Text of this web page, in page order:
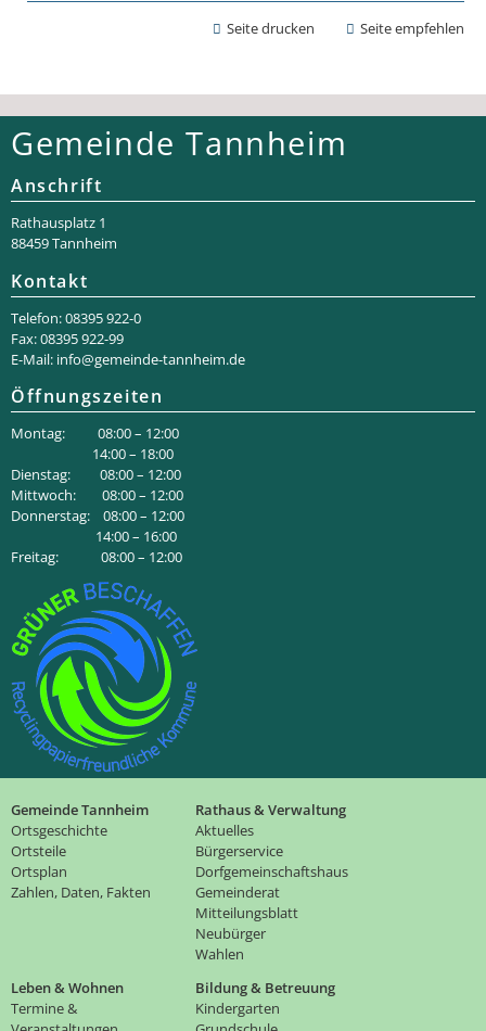
Seite drucken Seite empfehlen
Gemeinde Tannheim
Anschrift
Rathaus­platz 1
88459 Tannheim
Kontakt
Telefon: 08395 922-0
Fax: 08395 922-99
E-Mail: info@gemeinde-tannheim.de
Öffnungszeiten
Montag: 08:00 – 12:00
14:00 – 18:00
Dienstag: 08:00 – 12:00
Mittwoch: 08:00 – 12:00
Donnerstag: 08:00 – 12:00
14:00 – 16:00
Freitag: 08:00 – 12:00
Gemeinde Tannheim
Ortsgeschichte
Ortsteile
Ortsplan
Zahlen, Daten, Fakten
Rathaus & Verwaltung
Aktuelles
Bürgerservice
Dorfgemeinschaftshaus
Gemeinderat
Mitteilungsblatt
Neubürger
Wahlen
Leben & Wohnen
Termine &
Bildung & Betreuung
Kindergarten